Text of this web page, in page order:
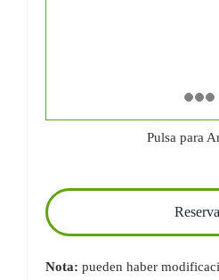
Pulsa para
Nota: pueden haber